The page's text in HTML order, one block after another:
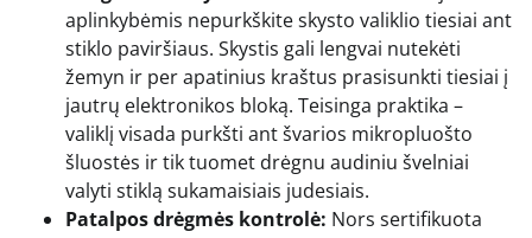
aplinkybėmis nepurkškite skysto valiklio tiesiai ant
stiklo paviršiaus. Skystis gali lengvai nutekėti
žemyn ir per apatinius kraštus prasisunkti tiesiai į
jautrų elektronikos bloką. Teisinga praktika –
valiklį visada purkšti ant švarios mikropluošto
šluostės ir tik tuomet drėgnu audiniu švelniai
valyti stiklą sukamaisiais judesiais.
Patalpos drėgmės kontrolė: Nors sertifikuota